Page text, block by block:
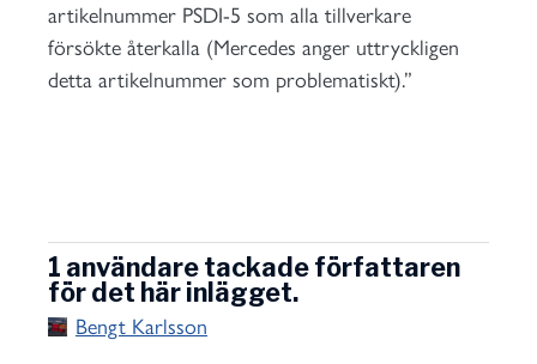
artikelnummer PSDI-5 som alla tillverkare
försökte återkalla (Mercedes anger uttryckligen
detta artikelnummer som problematiskt).”
1 användare tackade författaren
för det här inlägget.
Bengt Karlsson